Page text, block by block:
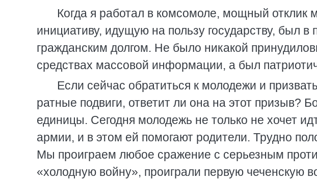
Когда я работал в комсомоле, мощный отклик
инициативу, идущую на пользу государству, был в
гражданским долгом. Не было никакой
средствах массовой информации, а был
Если сейчас обратиться к молодежи и
ратные подвиги, ответит ли она на этот призыв?
единицы. Сегодня молодежь не только не хочет
армии, и в этом ей помогают родители. Трудно
Мы проиграем любое сражение с серьезным
«холодную войну», проиграли первую чеченскую